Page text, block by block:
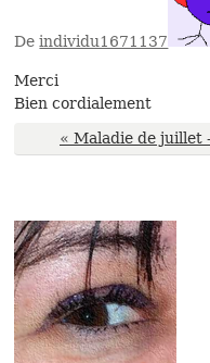
Deindividu1671137
Merci
Bien cordialement
« Maladie de juillet